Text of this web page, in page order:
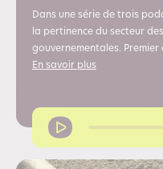
Dans une série de trois
la pertinence du secteur
gouvernementales. Premier
En savoir plus